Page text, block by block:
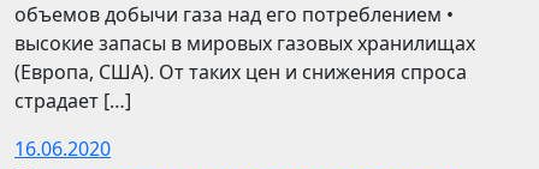
объемов добычи газа над его потреблением •
высокие запасы в мировых газовых хранилищах
(Европа, США). От таких цен и снижения спроса
страдает […]
16.06.2020